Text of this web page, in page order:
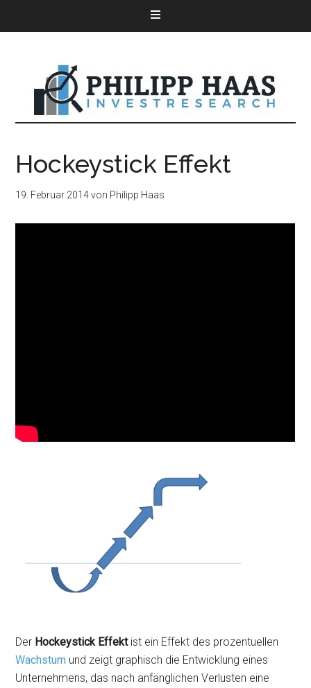
Hockeystick Effekt
19. Februar 2014von Philipp Haas
Der Hockeystick Effektist ein Effekt des prozentuellen
Wachstum und zeigt graphisch die Entwicklung eines
Unternehmens, das nach anfänglichen Verlusten eine